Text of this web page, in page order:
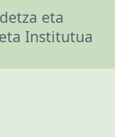
eta
Institutua